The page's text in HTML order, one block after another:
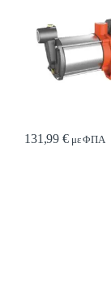
131,99€με ΦΠΑ